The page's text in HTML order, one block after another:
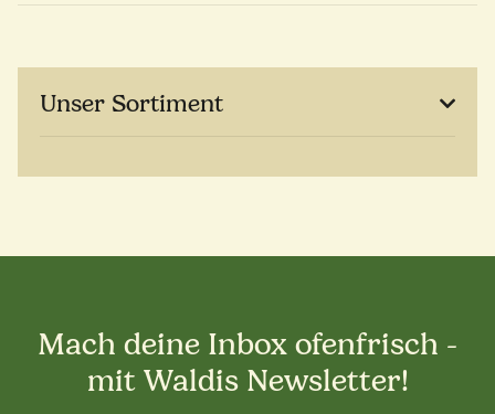
Unser Sortiment
Mach deine Inbox ofenfrisch -
mit Waldis Newsletter!